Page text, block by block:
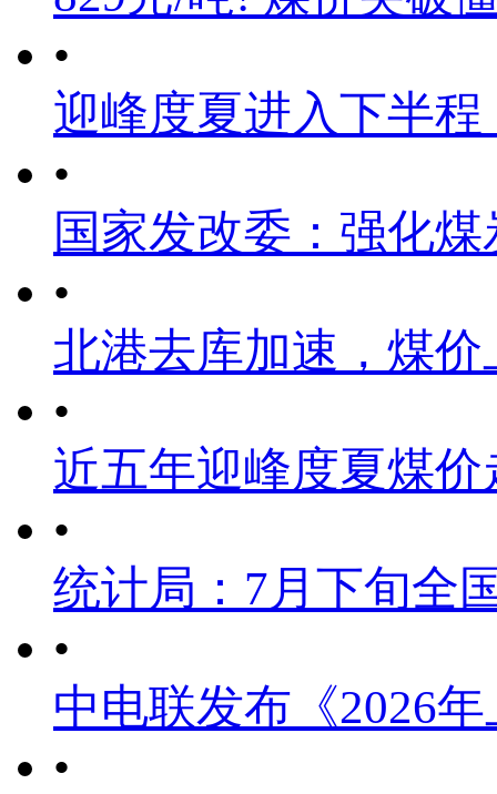
•
迎峰度夏进入下半
•
国家发改委：强化
•
北港去库加速，煤
•
近五年迎峰度夏煤价
•
统计局：7月下旬全
•
中电联发布《2026
•